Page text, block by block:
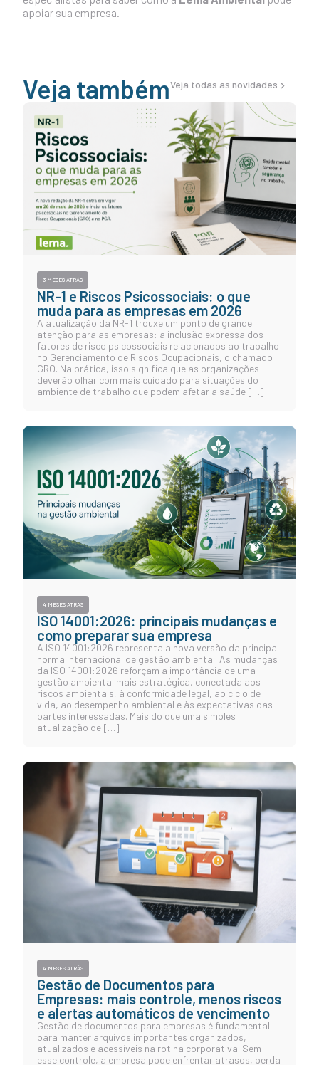
apoiar sua empresa.
Veja tambémVeja todas as novidades
3 MESES ATRÁS
NR-1 e Riscos Psicossociais: o que
muda para as empresas em 2026
A atualização da NR-1 trouxe um ponto de grande
atenção para as empresas: a inclusão expressa dos
fatores de risco psicossociais relacionados ao trabalho
no Gerenciamento de Riscos Ocupacionais, o chamado
GRO. Na prática, isso significa que as organizações
deverão olhar com mais cuidado para situações do
ambiente de trabalho que podem afetar a saúde […]
4 MESES ATRÁS
ISO 14001:2026: principais mudanças e
como preparar sua empresa
A ISO 14001:2026 representa a nova versão da principal
norma internacional de gestão ambiental. As mudanças
da ISO 14001:2026 reforçam a importância de uma
gestão ambiental mais estratégica, conectada aos
riscos ambientais, à conformidade legal, ao ciclo de
vida, ao desempenho ambiental e às expectativas das
partes interessadas. Mais do que uma simples
atualização de […]
4 MESES ATRÁS
Gestão de Documentos para
Empresas: mais controle, menos riscos
e alertas automáticos de vencimento
Gestão de documentos para empresas é fundamental
para manter arquivos importantes organizados,
atualizados e acessíveis na rotina corporativa. Sem
esse controle, a empresa pode enfrentar atrasos, perda